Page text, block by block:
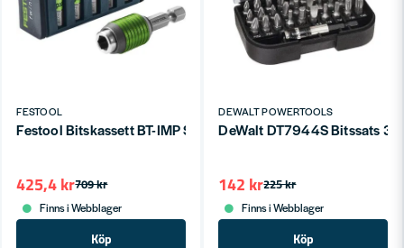
FESTOOL
Festool Bitskassett BT-IMP SORT3
709 kr
425,4 kr
Finns i Webblager
Köp
DEWALT POWERTOOLS
DeWalt DT7944S Bitssats
225 kr
142 kr
Finns i Webblager
Köp